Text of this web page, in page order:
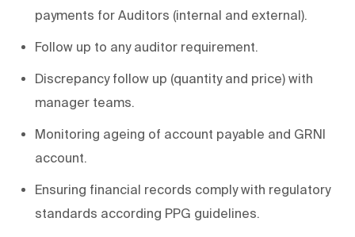
payments for Auditors (internal and external).
Follow up to any auditor requirement.
Discrepancy follow up (quantity and price) with
manager teams.
Monitoring ageing of account payable and GRNI
account.
Ensuring financial records comply with regulatory
standards according PPG guidelines.